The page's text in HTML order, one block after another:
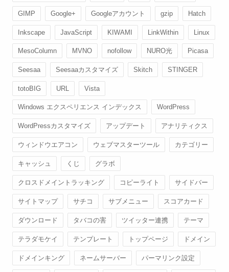
GIMP Google+ Googleアカウント gzip Hatch
Inkscape JavaScript KIWAMI LinkWithin Linux
MesoColumn MVNO nofollow NURO光 Picasa
Seesaa Seesaaカスタマイズ Skitch STINGER
totoBIG URL Vista
Windows エクスペリエンス インデックス WordPress
WordPressカスタマイズ アップデート アナリティクス
ウィンドウエアコン ウェブマスターツール カテゴリー
キャッシュ くじ グラボ
クロスドメイントラッキング コピーライト サイドバー
サイトマップ サチコ サブメニュー スコアカード
ダウンロード タバコの害 ツイッター連携 テーマ
テラダモケイ テンプレート トップページ ドメイン
ドメインキング ネームサーバー パーマリンク設定